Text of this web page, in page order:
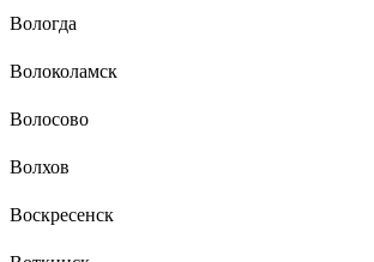
Вологда
Волоколамск
Волосово
Волхов
Воскресенск